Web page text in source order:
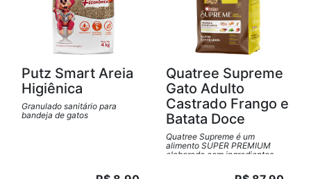
Putz Smart Areia
Higiênica
Granulado sanitário para
bandeja de gatos
Quatree Supreme
Gato Adulto
Castrado Frango e
Batata Doce
Quatree Supreme é um
alimento SUPER PREMIUM
elaborado com ingredientes
selecionados para proporcionar